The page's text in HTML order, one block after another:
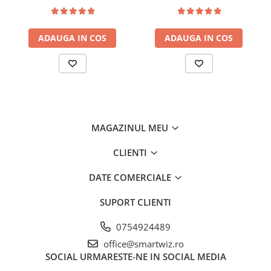
calitatea imaginii si ajuta la identificarea clara a persoanelor
fara a pierde informatii vizuale importante.
Aceasta camera dispune de
persoanelor/vehiculelor, care
permite detectarea si clasificarea
precisa a persoanelor si
Slot microSD, IP66
@SmartWIz
ADAUGA IN COS
MicroSD, Dahua
ADAUGA IN COS
MAGAZINUL MEU
CLIENTI
DATE COMERCIALE
SUPORT CLIENTI
0754924489
office@smartwiz.ro
SOCIAL URMARESTE-NE IN SOCIAL MEDIA